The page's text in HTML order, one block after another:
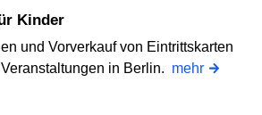
Kinder
und Vorverkauf von Eintrittskarten
in Berlin. mehr